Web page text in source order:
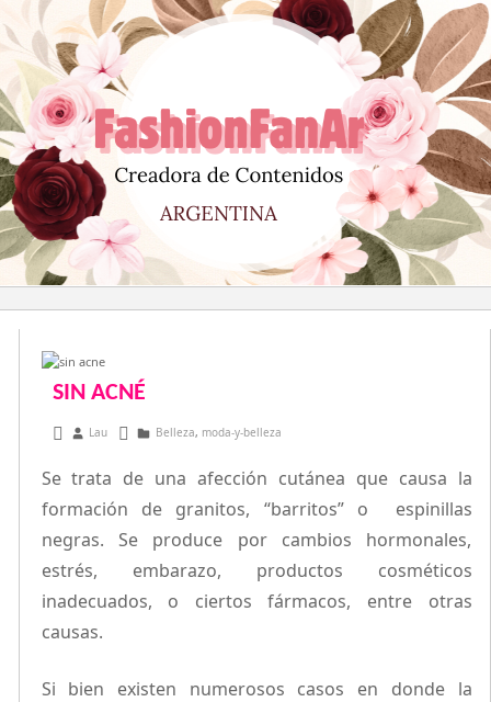
al
contenido
SIN ACNÉ
mayo 22, 2013
Lau Belleza, moda-y-belleza
Se trata de una afección cutánea que causa la
formación de granitos, “barritos” o espinillas
negras. Se produce por cambios hormonales,
estrés, embarazo, productos cosméticos
inadecuados, o ciertos fármacos, entre otras
causas.
Si bien existen numerosos casos en donde la